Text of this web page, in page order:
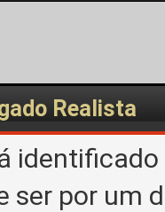
Realista
ser por um